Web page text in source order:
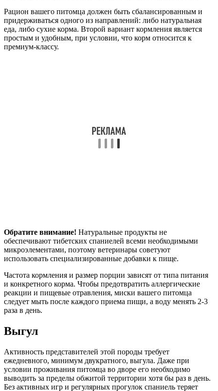
Рацион вашего питомца должен быть сбалансированным и
придерживаться одного из направлений: либо натуральная
еда, либо сухие корма. Второй вариант кормления является
простым и удобным, при условии, что корм относится к
премиум-классу.
Обратите внимание! Натуральные продукты не
обеспечивают тибетских спаниелей всеми необходимыми
микроэлементами, поэтому ветеринары советуют
использовать специализированные добавки к пище.
Частота кормления и размер порции зависят от типа питания
и конкретного корма. Чтобы предотвратить аллергические
реакции и пищевые отравления, миски вашего питомца
следует мыть после каждого приема пищи, а воду менять 2-3
раза в день.
Выгул
Активность представителей этой породы требует
ежедневного, минимум двукратного, выгула. Даже при
условии проживания питомца во дворе его необходимо
выводить за пределы обжитой территории хотя бы раз в день.
Без активных игр и регулярных прогулок спаниель теряет